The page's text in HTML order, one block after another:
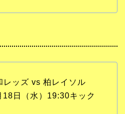
レッズ vs 柏レイソル
18日（水）19:30キック